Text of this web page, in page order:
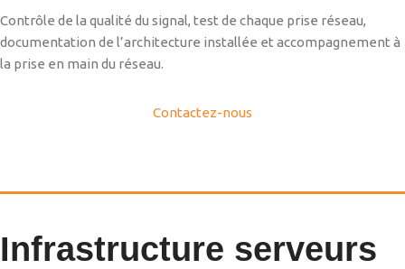
Contrôle de la qualité du signal, test de chaque prise réseau,
documentation de l’architecture installée et accompagnement à
la prise en main du réseau.
Contactez-nous
Infrastructure serveurs